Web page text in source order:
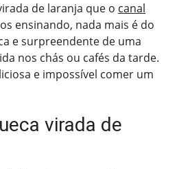
de laranja que o canal
ensinando, nada mais é do
e surpreendente de uma
nos chás ou cafés da tarde.
e impossível comer um
virada de